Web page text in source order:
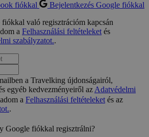
fiókkal
Bejelentkezés Google fiókkal
való regisztrációm kapcsán
a Felhasználási feltételeketés
szabályzatot..
a Travelking újdonságairól,
egyéb kedvezményeiről azAdatvédelmi
a Felhasználási feltételeketés az
.
Google fiókkal regisztrálni?